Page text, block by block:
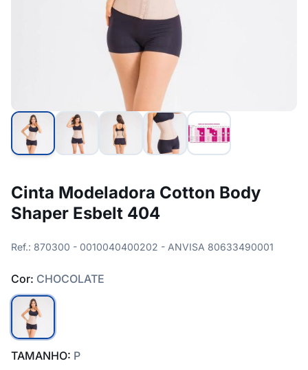
Cinta Modeladora Cotton Body
Shaper Esbelt 404
Ref.: 870300 - 0010040400202 - ANVISA 80633490001
Cor: CHOCOLATE
TAMANHO: P